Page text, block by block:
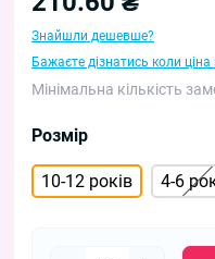
Знайшли дешевше?
Бажаєте дізнатись коли ціна
Мінімальна кількість
Розмір
10-12 років 4-6